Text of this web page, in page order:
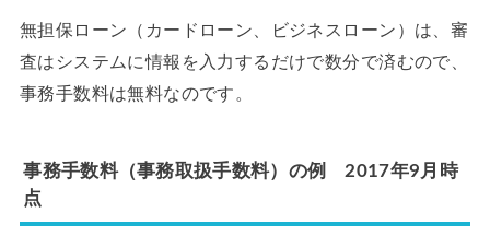
無担保ローン（カードローン、ビジネスローン）は、審
査はシステムに情報を入力するだけで数分で済むので、
事務手数料は無料なのです。
事務手数料（事務取扱手数料）の例 2017年9月時
点